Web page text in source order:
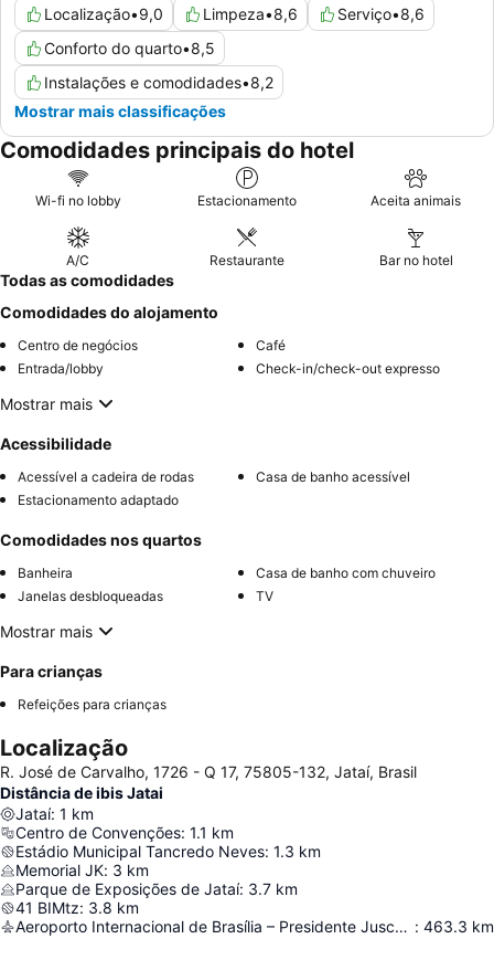
Localização•9,0 Limpeza•8,6 Serviço•8,6
Conforto do quarto•8,5
Instalações e comodidades•8,2
Mostrar mais classificações
Comodidades principais do hotel
Wi-fi no lobby Estacionamento Aceita animais
A/C Restaurante Bar no hotel
Todas as comodidades
Comodidades do alojamento
Centro de negócios
Café
Entrada/lobby
Check-in/check-out expresso
Mostrar mais
Acessibilidade
Acessível a cadeira de rodas
Casa de banho acessível
Estacionamento adaptado
Comodidades nos quartos
Banheira
Casa de banho com chuveiro
Janelas desbloqueadas
TV
Mostrar mais
Para crianças
Refeições para crianças
Localização
R. José de Carvalho, 1726 - Q 17, 75805-132, Jataí, Brasil
Distância de ibis Jatai
Jataí: 1 km
Centro de Convenções: 1.1 km
Estádio Municipal Tancredo Neves: 1.3 km
Memorial JK: 3 km
Parque de Exposições de Jataí: 3.7 km
41 BIMtz: 3.8 km
Aeroporto Internacional de Brasília – Presidente Juscelino Kubitschek : 463.3 km